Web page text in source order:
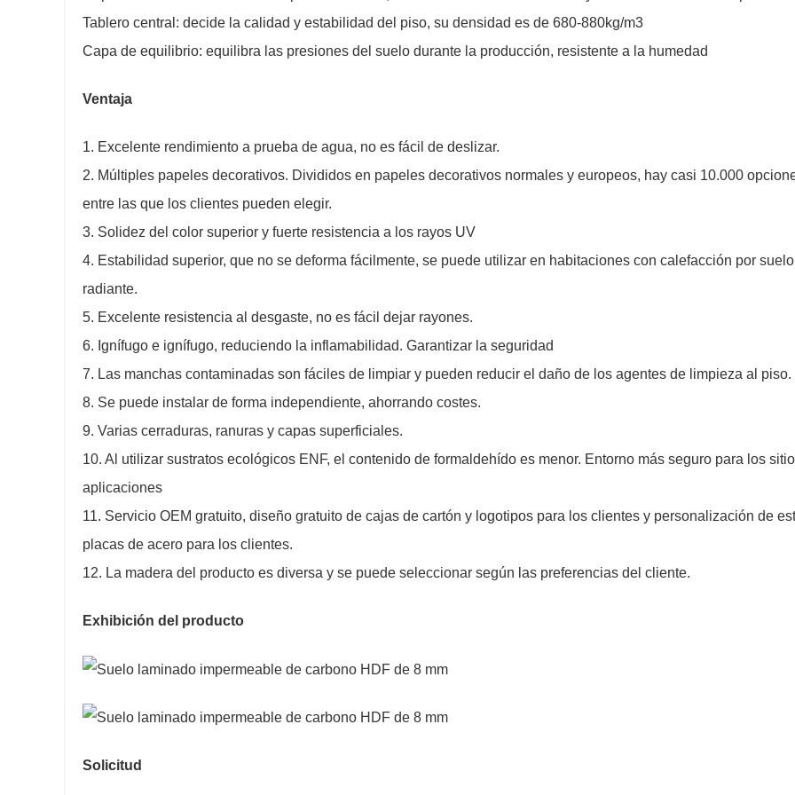
Tablero central: decide la calidad y estabilidad del piso, su densidad es de 680-880kg/m3
Capa de equilibrio: equilibra las presiones del suelo durante la producción, resistente a la humedad
Ventaja
1. Excelente rendimiento a prueba de agua, no es fácil de deslizar.
2. Múltiples papeles decorativos. Divididos en papeles decorativos normales y europeos, hay casi 10.000
entre las que los clientes pueden elegir.
3. Solidez del color superior y fuerte resistencia a los rayos UV
4. Estabilidad superior, que no se deforma fácilmente, se puede utilizar en habitaciones con calefacción por suelo
radiante.
5. Excelente resistencia al desgaste, no es fácil dejar rayones.
6. Ignífugo e ignífugo, reduciendo la inflamabilidad. Garantizar la seguridad
7. Las manchas contaminadas son fáciles de limpiar y pueden reducir el daño de los agentes de limpieza al piso.
8. Se puede instalar de forma independiente, ahorrando costes.
9. Varias cerraduras, ranuras y capas superficiales.
10. Al utilizar sustratos ecológicos ENF, el contenido de formaldehído es menor. Entorno más seguro para los
aplicaciones
11. Servicio OEM gratuito, diseño gratuito de cajas de cartón y logotipos para los clientes y personalización de
placas de acero para los clientes.
12. La madera del producto es diversa y se puede seleccionar según las preferencias del cliente.
Exhibición del producto
Solicitud